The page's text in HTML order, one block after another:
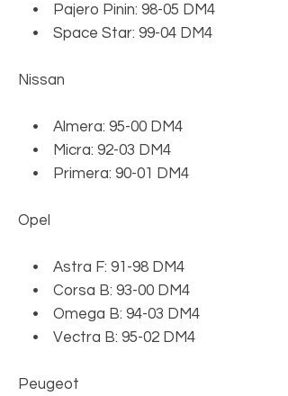
• Pajero Pinin: 98-05 DM4
• Space Star: 99-04 DM4
Nissan
• Almera: 95-00 DM4
• Micra: 92-03 DM4
• Primera: 90-01 DM4
Opel
• Astra F: 91-98 DM4
• Corsa B: 93-00 DM4
• Omega B: 94-03 DM4
• Vectra B: 95-02 DM4
Peugeot